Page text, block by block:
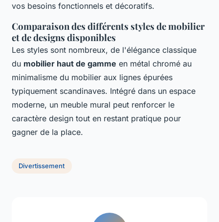
vos besoins fonctionnels et décoratifs.
Comparaison des différents styles de mobilier
et de designs disponibles
Les styles sont nombreux, de l'élégance classique
du mobilier haut de gamme en métal chromé au
minimalisme du mobilier aux lignes épurées
typiquement scandinaves. Intégré dans un espace
moderne, un meuble mural peut renforcer le
caractère design tout en restant pratique pour
gagner de la place.
Divertissement